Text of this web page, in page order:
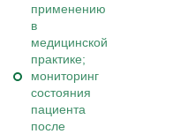
применению
в
медицинской
практике;
мониторинг
состояния
пациента
после